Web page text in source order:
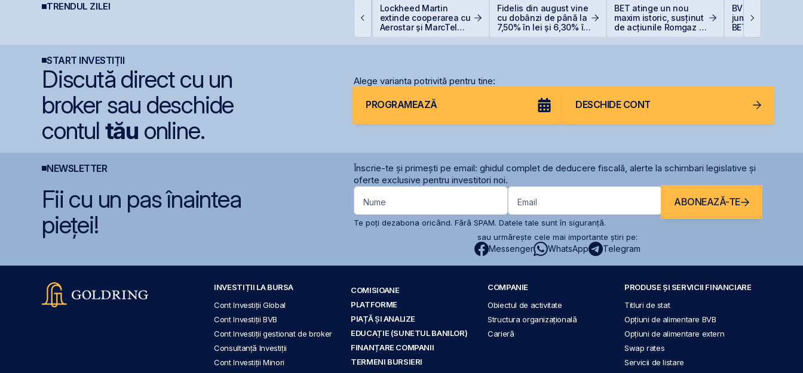
a companiei
TRENDUL ZILEI
TTS finalizează
Lockheed Martin
extinde cooperarea cu
Aerostar și MarcTel
Fidelis din august vine
cu dobânzi de până la
7,50% în lei și 6,30% în
BET atinge un nou
maxim istoric, susținut
de acțiunile Romgaz și
BVB încheie
jumătate din
BET +33% și
capitalizare
START INVESTIȚII
Discută direct cu un
broker sau deschide
contul tău online.
Alege varianta potrivită pentru tine:
PROGRAMEAZĂ DESCHIDE CONT
NEWSLETTER
Înscrie-te și primești pe email: ghidul complet de deducere fiscală, alerte la schimbari legislative și
oferte exclusive pentru investitori noi.
Fii cu un pas înaintea
pieței!
Nume Email ABONEAZĂ-TE
Te poți dezabona oricând. Fără SPAM. Datele tale sunt în siguranță.
sau urmărește cele mai importante știri pe:
Messenger WhatsApp Telegram
INVESTIȚII LA BURSA
Cont Investiții Global
Cont Investiții BVB
Cont Investiții gestionat de broker
Consultanță Investiții
Cont Investiții Minori
COMISIOANE
PLATFORME
PIAȚĂ ȘI ANALIZE
EDUCAȚIE (SUNETUL BANILOR)
FINANȚARE COMPANII
TERMENI BURSIERI
COMPANIE
Obiectul de activitate
Structura organizațională
Carieră
PRODUSE ȘI SERVICII FINANCIARE
Titluri de stat
Opțiuni de alimentare BVB
Opțiuni de alimentare extern
Swap rates
Servicii de listare